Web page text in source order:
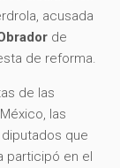
acusada
de
de reforma.
de las
las
que
participó en el